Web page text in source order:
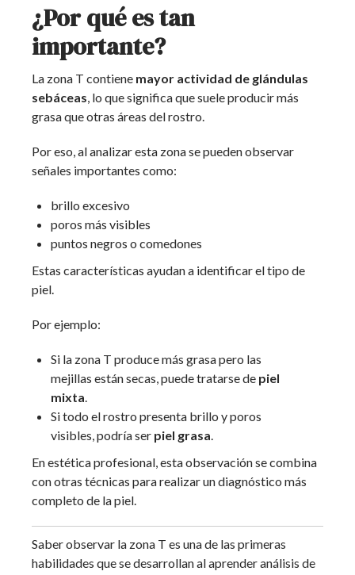
¿Por qué es tan
importante?
La zona T contiene mayor actividad de glándulas
sebáceas, lo que significa que suele producir más
grasa que otras áreas del rostro.
Por eso, al analizar esta zona se pueden observar
señales importantes como:
brillo excesivo
poros más visibles
puntos negros o comedones
Estas características ayudan a identificar el tipo de
piel.
Por ejemplo:
Si la zona T produce más grasa pero las
mejillas están secas, puede tratarse de piel
mixta.
Si todo el rostro presenta brillo y poros
visibles, podría ser piel grasa.
En estética profesional, esta observación se combina
con otras técnicas para realizar un diagnóstico más
completo de la piel.
Saber observar la zona T es una de las primeras
habilidades que se desarrollan al aprender análisis de